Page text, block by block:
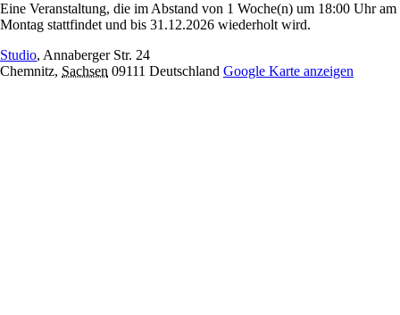
Eine Veranstaltung, die im Abstand von 1 Woche(n) um 18:00 Uhr am
Montag stattfindet und bis 31.12.2026 wiederholt wird.
Studio, Annaberger Str. 24
Chemnitz, Sachsen 09111 Deutschland Google Karte anzeigen